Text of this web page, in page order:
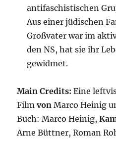
antifaschistischen
Aus einer jüdischen
Großvater war im
den NS, hat sie ihr
gewidmet.
Main Credits: Eine
Filmvon Marco Heinig
Buch: Marco Heinig,
Arne Büttner, Roman